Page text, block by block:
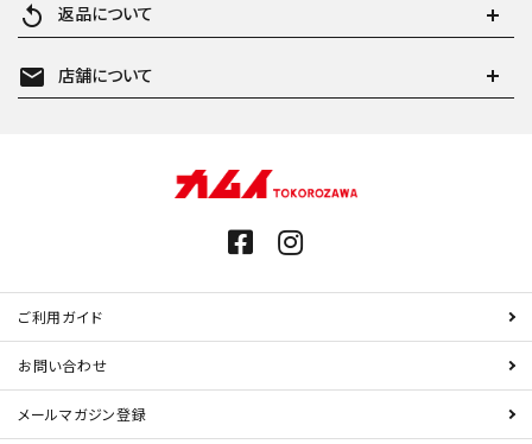
replay 返品について
mail 店舗について
ご利用ガイド
お問い合わせ
メールマガジン登録